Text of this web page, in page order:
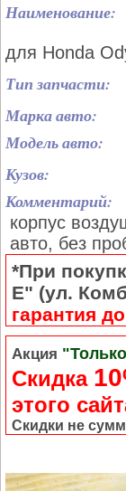
Наименование:
для Honda
Тип запчасти:
Марка авто:
Модель авто:
Кузов:
Комментарий:
корпус
авто, без
*При
Е" (ул.
гарантия
Акция
Скидка
этого
Скидки не